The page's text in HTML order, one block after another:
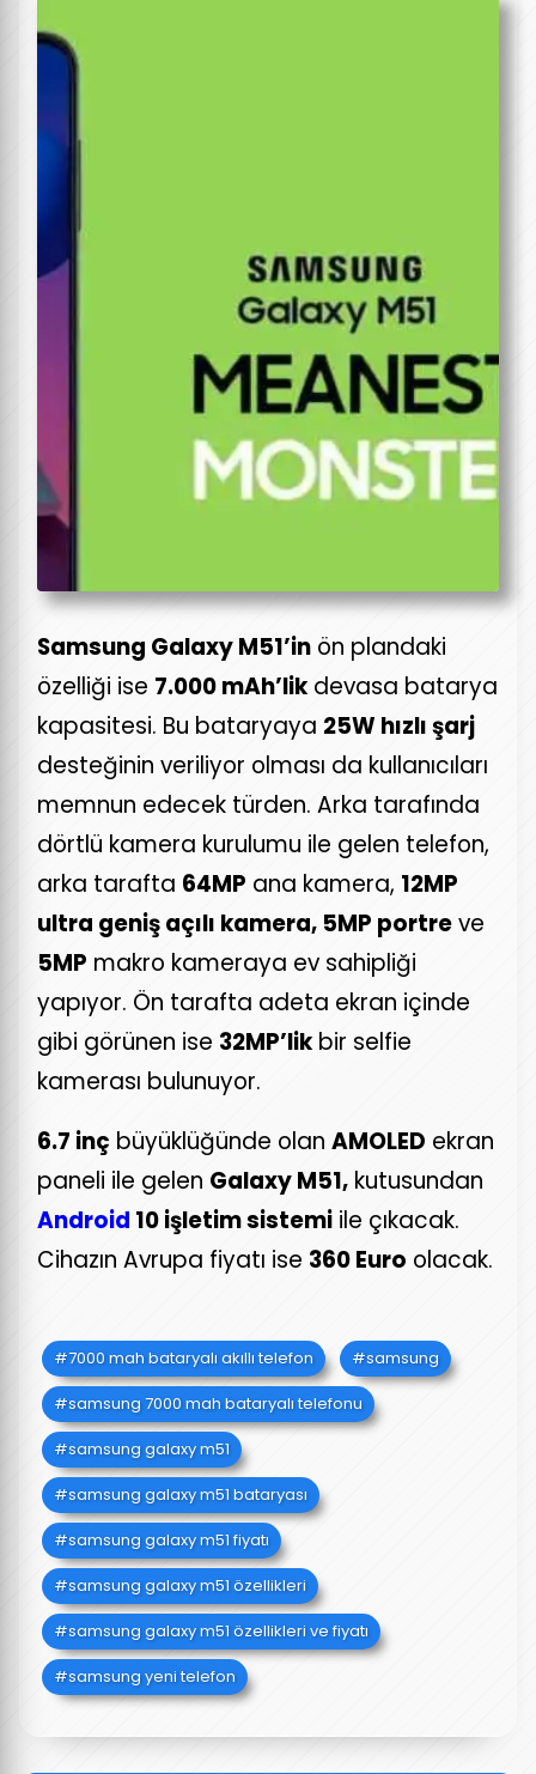
Samsung Galaxy M51’in ön plandaki
özelliği ise 7.000 mAh’lik devasa batarya
kapasitesi. Bu bataryaya 25W hızlı şarj
desteğinin veriliyor olması da kullanıcıları
memnun edecek türden. Arka tarafında
dörtlü kamera kurulumu ile gelen telefon,
arka tarafta 64MP ana kamera, 12MP
ultra geniş açılı kamera, 5MP portreve
5MP makro kameraya ev sahipliği
yapıyor. Ön tarafta adeta ekran içinde
gibi görünen ise 32MP’lik bir selfie
kamerası bulunuyor.
6.7 inç büyüklüğünde olan AMOLED ekran
paneli ile gelen Galaxy M51, kutusundan
Android 10 işletim sistemi ile çıkacak.
Cihazın Avrupa fiyatı ise 360 Euro olacak.
7000 mah bataryalı akıllı telefon
samsung
samsung 7000 mah bataryalı telefonu
samsung galaxy m51
samsung galaxy m51 bataryası
samsung galaxy m51 fiyatı
samsung galaxy m51 özellikleri
samsung galaxy m51 özellikleri ve fiyatı
samsung yeni telefon